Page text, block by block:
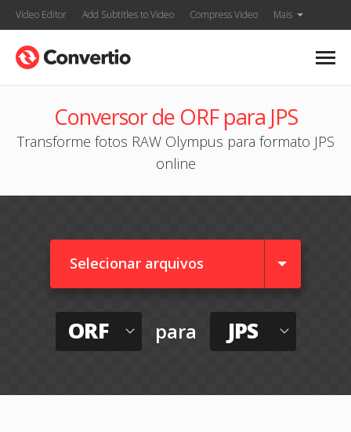
Video Editor Add Subtitles to Video Compress Video Mais
Conversor de ORF para JPS
Transforme fotos RAW Olympus para formato JPS
online
Selecionar arquivos
ORF para JPS